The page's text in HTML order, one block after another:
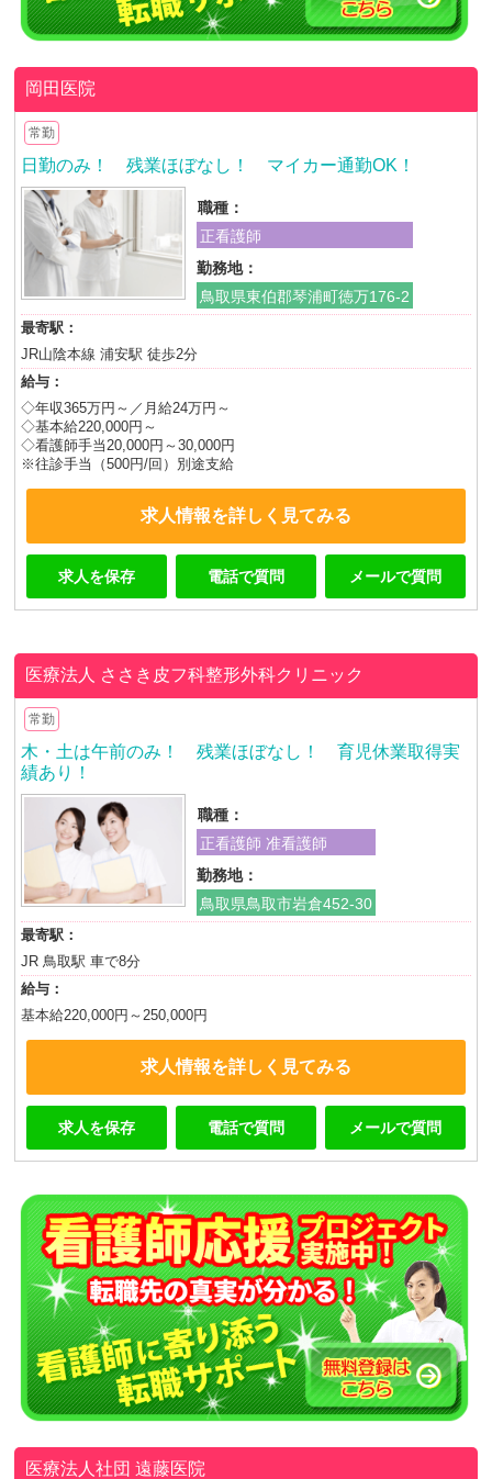
岡田医院
常勤
日勤のみ！ 残業ほぼなし！ マイカー通勤OK！
職種：
正看護師
勤務地：
鳥取県東伯郡琴浦町徳万176-2
最寄駅：
JR山陰本線 浦安駅 徒歩2分
給与：
◇年収365万円～／月給24万円～
◇基本給220,000円～
◇看護師手当20,000円～30,000円
※往診手当（500円/回）別途支給
求人情報を詳しく見てみる
求人を保存 電話で質問 メールで質問
医療法人 ささき皮フ科整形外科クリニック
常勤
木・土は午前のみ！ 残業ほぼなし！ 育児休業取得実
績あり！
職種：
正看護師 准看護師
勤務地：
鳥取県鳥取市岩倉452-30
最寄駅：
JR 鳥取駅 車で8分
給与：
基本給220,000円～250,000円
求人情報を詳しく見てみる
求人を保存 電話で質問 メールで質問
医療法人社団遠藤医院